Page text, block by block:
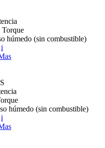
Torque
húmedo (sin combustible)
i
húmedo (sin combustible)
i